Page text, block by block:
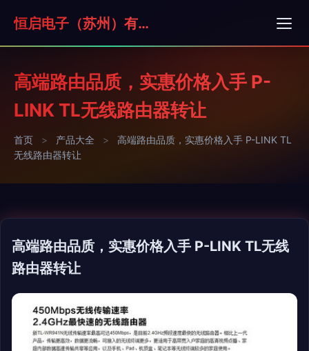
恒启电子（苏州）有限公司
高端路由品质，实惠价格入手 P-
LINK TL无线路由器转让
首页 > 产品大全 >
高端路由品质，实惠价格入手 P-LINK TL
无线路由器转让
高端路由品质，实惠价格入手 P-LINK TL无线
路由器转让